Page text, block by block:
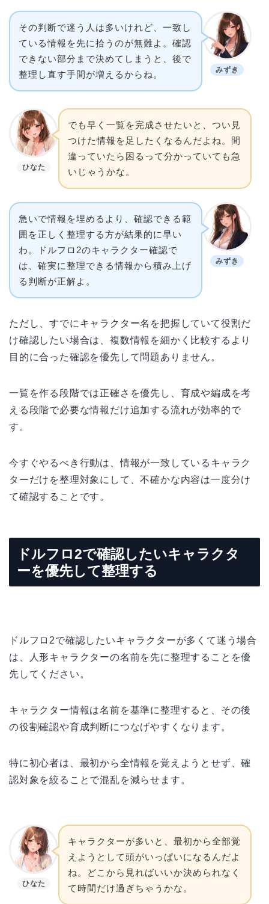
みずき
その判断で迷う人は多いけれど、一致し
ている情報を先に拾うのが無難よ。確認
できない部分まで決めてしまうと、後で
整理し直す手間が増えるからね。
ひなた
でも早く一覧を完成させたいと、つい見
つけた情報を足したくなるんだよね。間
違っていたら困るって分かっていても急
いじゃうかな。
みずき
急いで情報を埋めるより、確認できる範
囲を正しく整理する方が結果的に早い
わ。ドルフロ2のキャラクター確認で
は、確実に整理できる情報から積み上げ
る判断が正解よ。
ただし、すでにキャラクター名を把握していて役割だ
け確認したい場合は、複数情報を細かく比較するより
目的に合った確認を優先して問題ありません。
一覧を作る段階では正確さを優先し、育成や編成を考
える段階で必要な情報だけ追加する流れが効率的で
す。
今すぐやるべき行動は、情報が一致しているキャラク
ターだけを整理対象にして、不確かな内容は一度分け
て確認することです。
ドルフロ2で確認したいキャラクタ
ーを優先して整理する
ドルフロ2で確認したいキャラクターが多くて迷う場合
は、人形キャラクターの名前を先に整理することを優
先してください。
キャラクター情報は名前を基準に整理すると、その後
の役割確認や育成判断につなげやすくなります。
特に初心者は、最初から全情報を覚えようとせず、確
認対象を絞ることで混乱を減らせます。
ひなた
キャラクターが多いと、最初から全部覚
えようとして頭がいっぱいになるんだよ
ね。どこから見ればいいか決められなく
て時間だけ過ぎちゃうかな。